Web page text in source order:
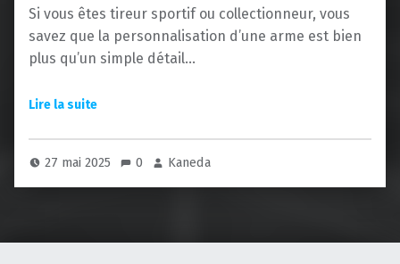
Si vous êtes tireur sportif ou collectionneur, vous
savez que la personnalisation d’une arme est bien
plus qu’un simple détail…
27 mai 2025 0 Kaneda